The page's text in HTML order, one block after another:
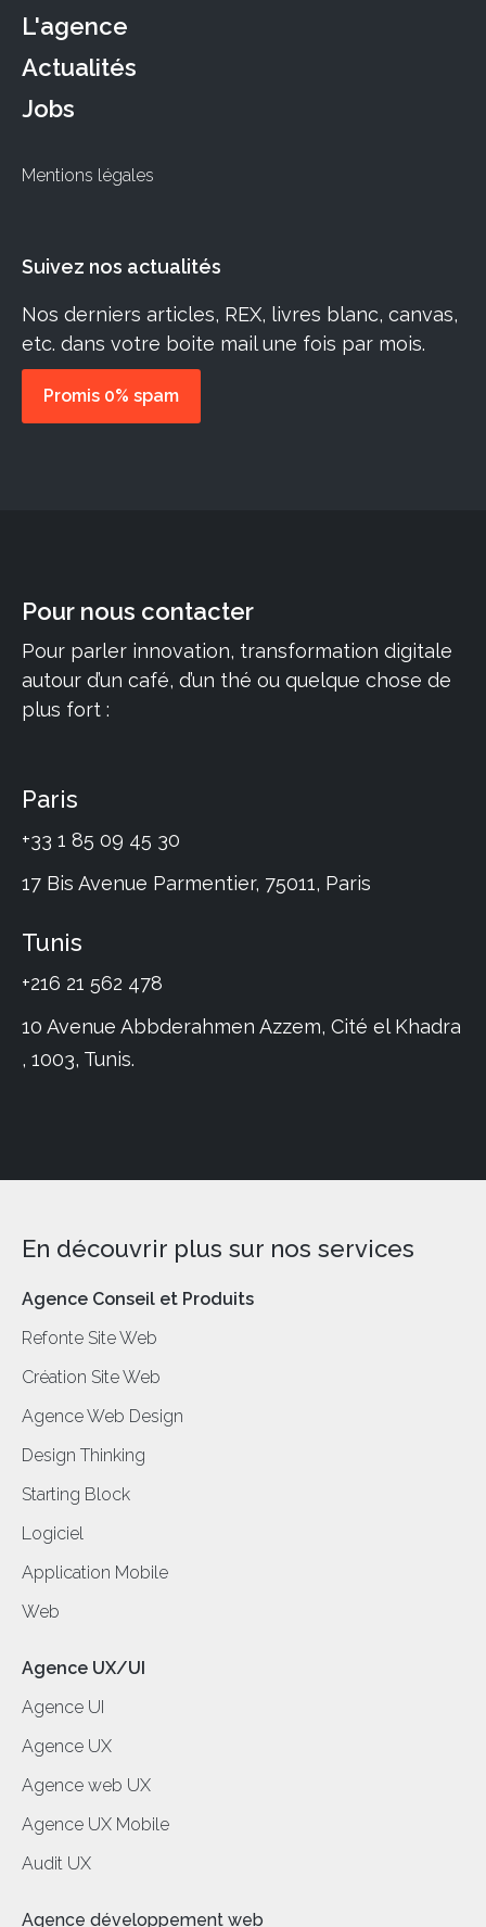
L'agence
Actualités
Jobs
Mentions légales
Suivez nos actualités
Nos derniers articles, REX, livres blanc, canvas,
etc. dans votre boite mail une fois par mois.
Promis 0% spam
Pour nous contacter
Pour parler innovation, transformation digitale
autour d’un café, d’un thé ou quelque chose de
plus fort :
Paris
+33 1 85 09 45 30
17 Bis Avenue Parmentier, 75011, Paris
Tunis
+216 21 562 478
10 Avenue Abbderahmen Azzem, Cité el Khadra
, 1003, Tunis.
En découvrir plus sur nos services
Agence Conseil et Produits
Refonte Site Web
Création Site Web
Agence Web Design
Design Thinking
Starting Block
Logiciel
Application Mobile
Web
Agence UX/UI
Agence UI
Agence UX
Agence web UX
Agence UX Mobile
Audit UX
Agence développement web